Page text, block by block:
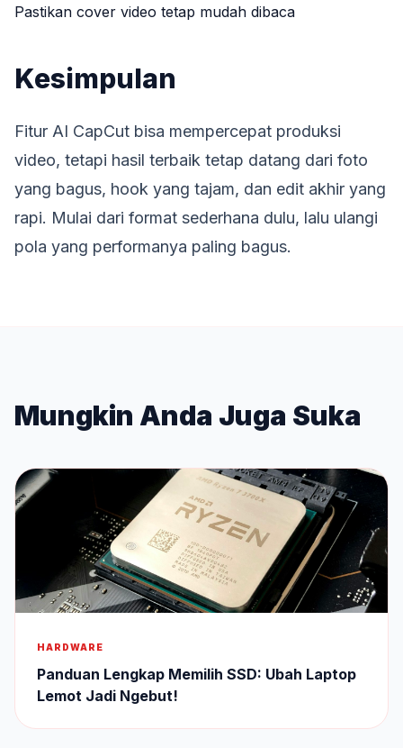
Pastikan cover video tetap mudah dibaca
Kesimpulan
Fitur AI CapCut bisa mempercepat produksi
video, tetapi hasil terbaik tetap datang dari foto
yang bagus, hook yang tajam, dan edit akhir yang
rapi. Mulai dari format sederhana dulu, lalu ulangi
pola yang performanya paling bagus.
Mungkin Anda Juga Suka
HARDWARE
Panduan Lengkap Memilih SSD: Ubah Laptop
Lemot Jadi Ngebut!